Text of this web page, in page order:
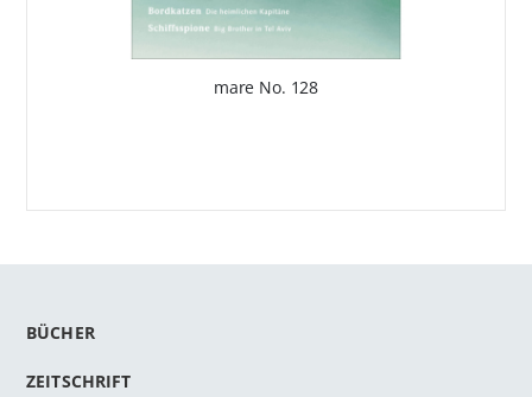
mare No. 128
BÜCHER
ZEITSCHRIFT